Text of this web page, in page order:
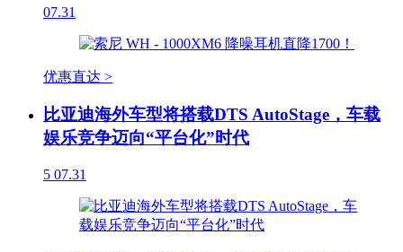
07.31
优惠直达 >
比亚迪海外车型将搭载DTS AutoStage，车载
娱乐竞争迈向“平台化”时代
5 07.31